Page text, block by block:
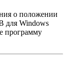
о положении
для Windows
программу